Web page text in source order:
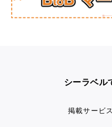
シーラベル
掲載サービ